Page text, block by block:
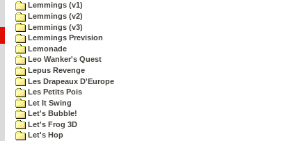
Lemmings (v1)
Lemmings (v2)
Lemmings (v3)
Lemmings Prevision
Lemonade
Leo Wanker's Quest
Lepus Revenge
Les Drapeaux D'Europe
Les Petits Pois
Let It Swing
Let's Bubble!
Let's Frog 3D
Let's Hop